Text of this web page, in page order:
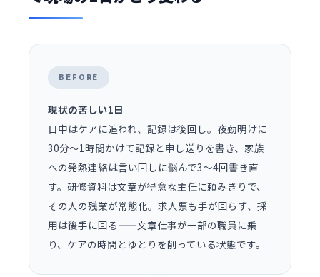
BEFORE
現状の苦しい1日
日中はケアに追われ、記録は後回し。夜勤明けに
30分〜1時間かけて記録と申し送りを書き、家族
への発熱連絡は言い回しに悩んで3〜4回書き直
す。研修資料は文章が得意な主任に頼みきりで、
その人の残業が常態化。求人票も手が回らず、採
用は後手に回る——文章仕事が一部の職員に乗
り、ケアの時間とゆとりを削っている状態です。